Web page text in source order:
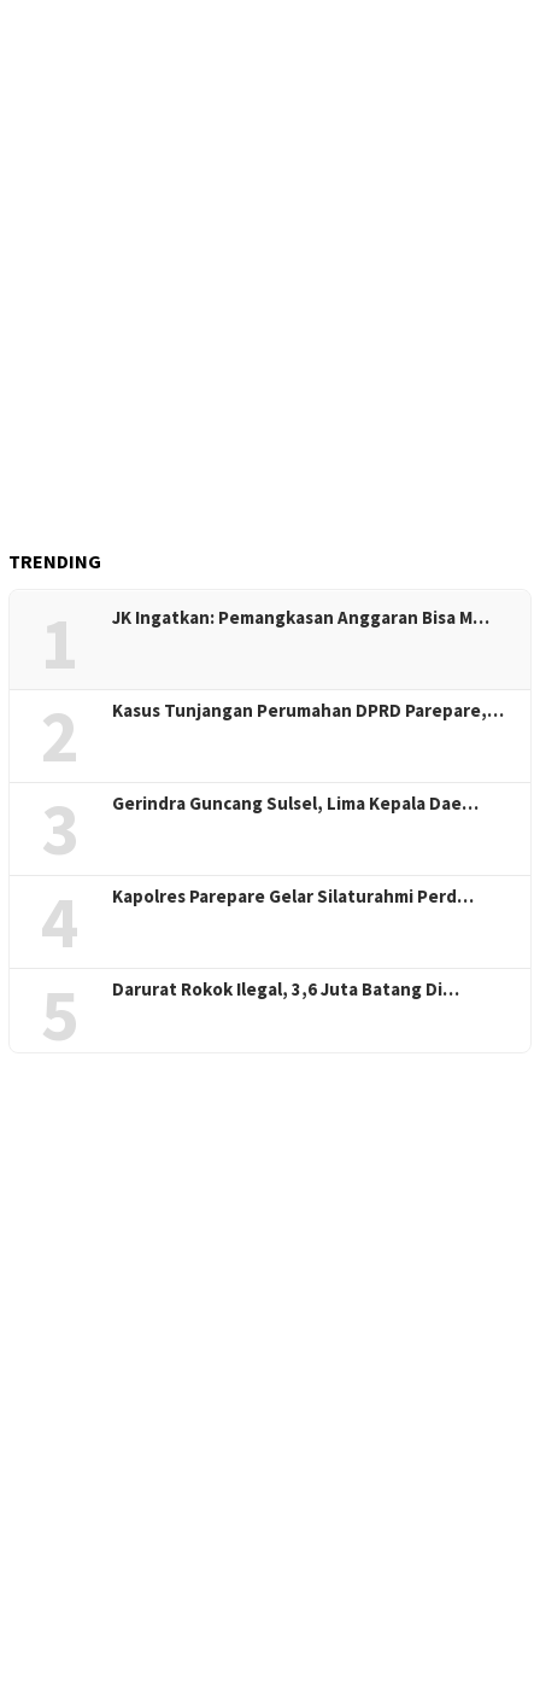
TRENDING
1 JK Ingatkan: Pemangkasan Anggaran Bisa M…
2 Kasus Tunjangan Perumahan DPRD Parepare,…
3 Gerindra Guncang Sulsel, Lima Kepala Dae…
4 Kapolres Parepare Gelar Silaturahmi Perd…
5 Darurat Rokok Ilegal, 3,6 Juta Batang Di…